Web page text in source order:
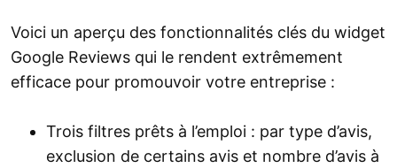
Voici un aperçu des fonctionnalités clés du widget
Google Reviews qui le rendent extrêmement
efficace pour promouvoir votre entreprise :
Trois filtres prêts à l’emploi : par type d’avis,
exclusion de certains avis et nombre d’avis à